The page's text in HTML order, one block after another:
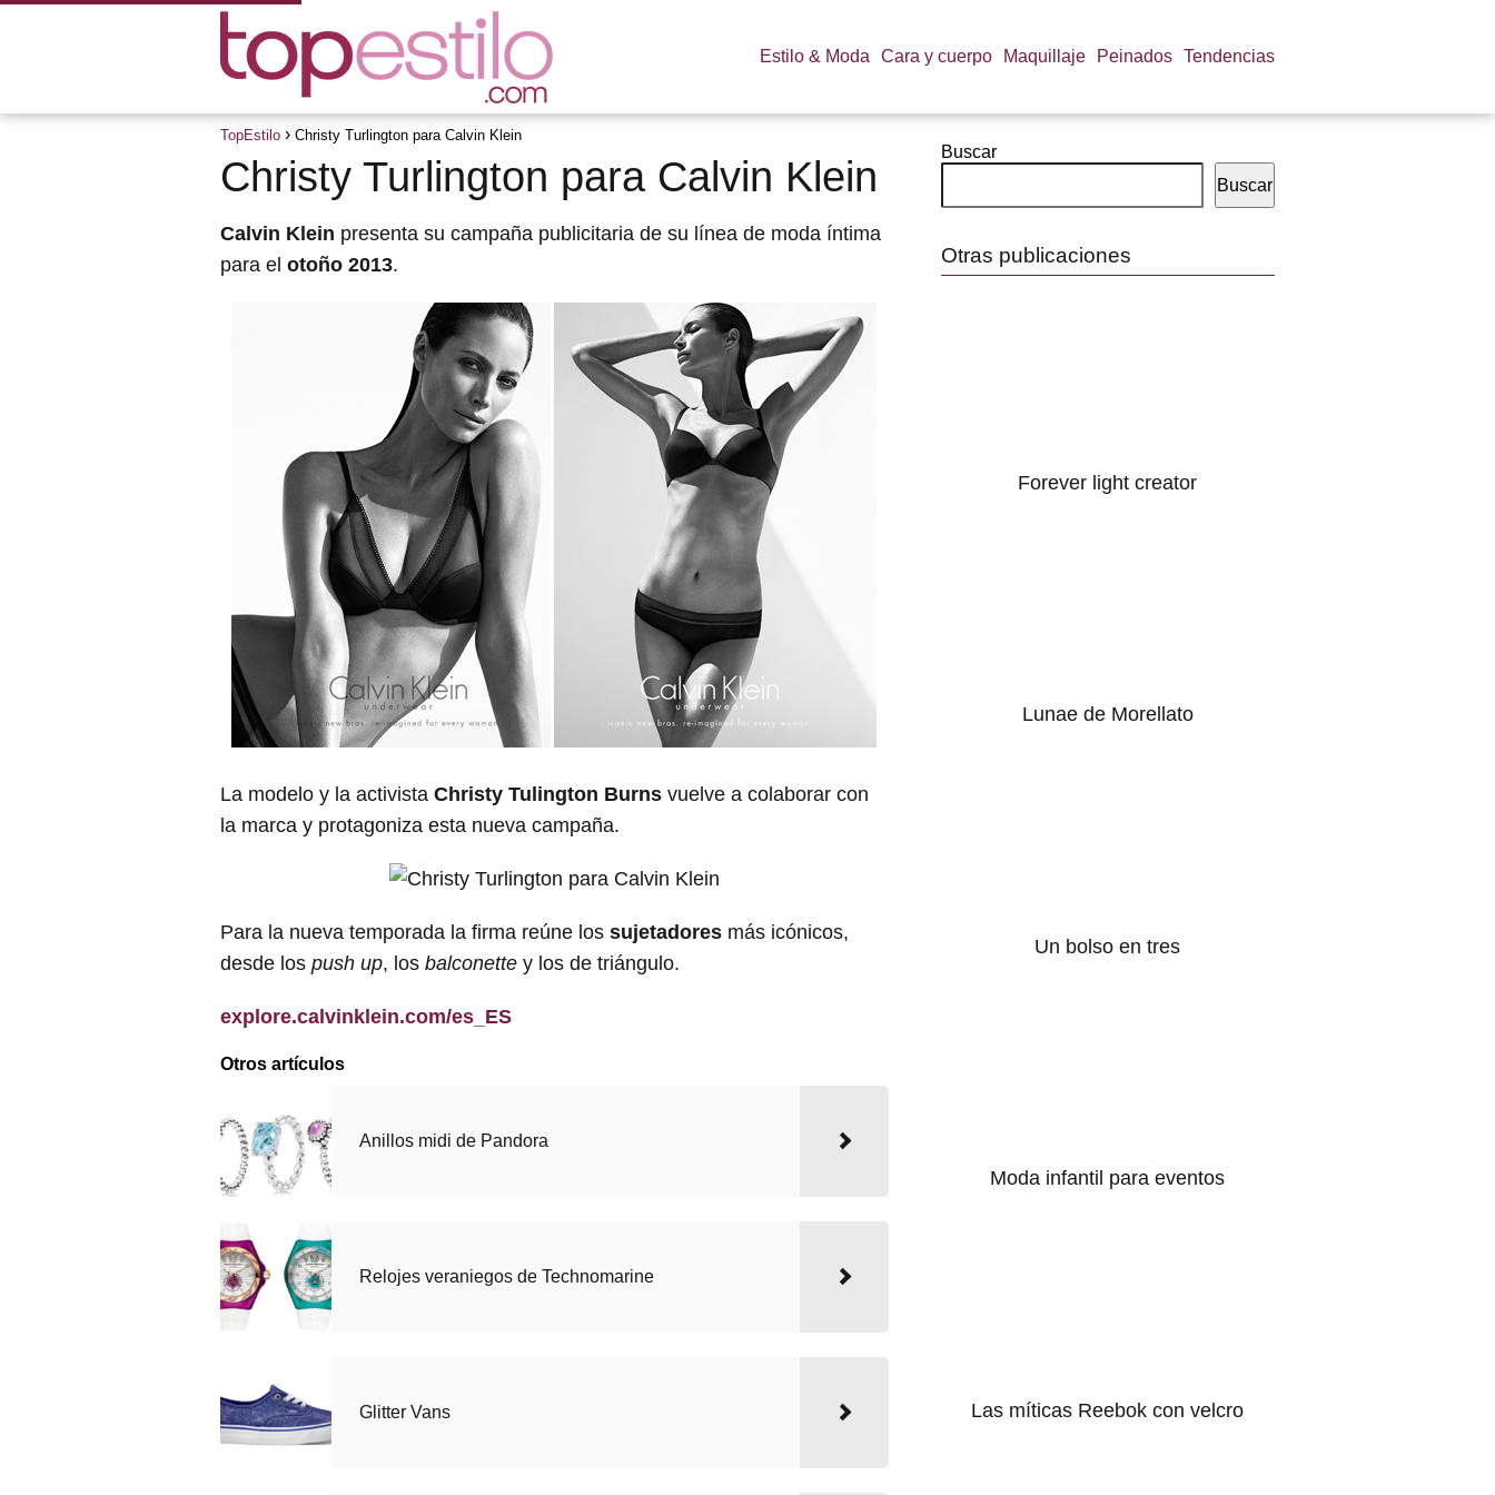
Estilo & Moda Cara y cuerpo Maquillaje Peinados Tendencias
TopEstilo Christy Turlington para Calvin Klein
Christy Turlington para Calvin Klein
Calvin Klein presenta su campaña publicitaria de su línea de moda íntima
para el otoño 2013.
La modelo y la activista Christy Tulington Burns vuelve a colaborar con
la marca y protagoniza esta nueva campaña.
Para la nueva temporada la firma reúne los sujetadores más icónicos,
desde los push up, los balconette y los de triángulo.
explore.calvinklein.com/es_ES
Otros artículos
Anillos midi de Pandora
Relojes veraniegos de Technomarine
Glitter Vans
Buscar
Buscar
Otras publicaciones
Forever light creator
Lunae de Morellato
Un bolso en tres
Moda infantil para eventos
Las míticas Reebok con velcro